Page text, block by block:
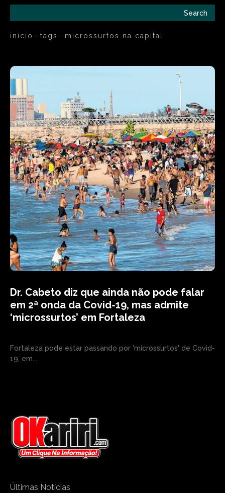
Search
início tags microssurtos na capital
Dr. Cabeto diz que ainda não pode falar
em 2ª onda da Covid-19, mas admite
‘microssurtos’ em Fortaleza
Fortaleza pode estar passando por 'microssurtos' de Covid-
19, em...
Últimas Notícias